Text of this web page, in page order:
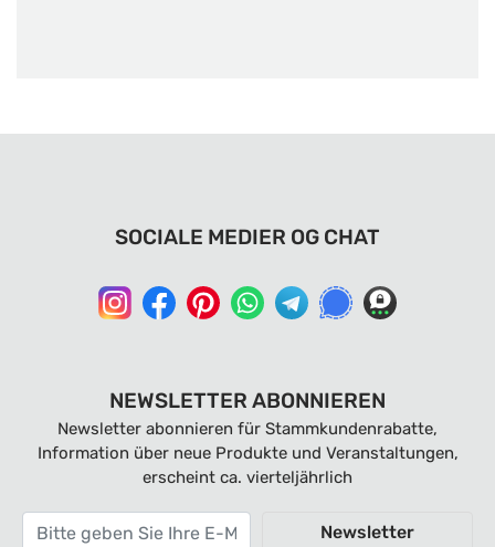
SOCIALE MEDIER OG CHAT
NEWSLETTER ABONNIEREN
Newsletter abonnieren für Stammkundenrabatte,
Information über neue Produkte und Veranstaltungen,
erscheint ca. vierteljährlich
Newsletter